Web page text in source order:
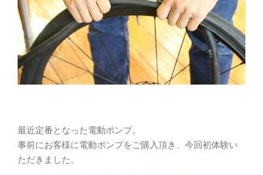
最近定番となった電動ポンプ。
事前にお客様に電動ポンプをご購入頂き、今回初体験い
ただきました。